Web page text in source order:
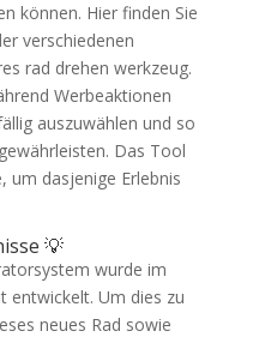
können. Hier finden Sie
verschiedenen
rad drehen werkzeug.
Werbeaktionen
auszuwählen und so
Das Tool
um dasjenige Erlebnis
💡
wurde im
entwickelt. Um dies zu
neues Rad sowie